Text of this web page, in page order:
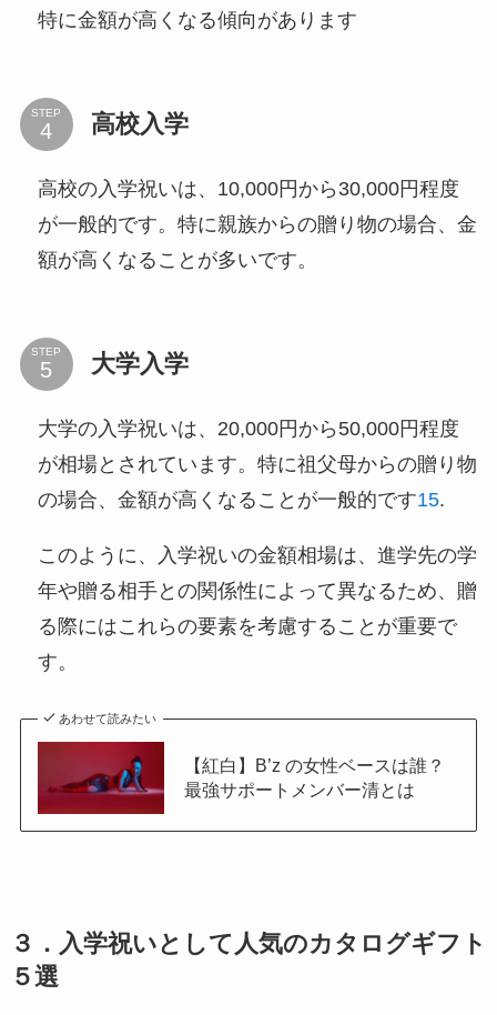
特に金額が高くなる傾向があります
STEP 高校入学
高校の入学祝いは、10,000円から30,000円程度
が一般的です。特に親族からの贈り物の場合、金
額が高くなることが多いです。
STEP 大学入学
大学の入学祝いは、20,000円から50,000円程度
が相場とされています。特に祖父母からの贈り物
の場合、金額が高くなることが一般的です15.
このように、入学祝いの金額相場は、進学先の学
年や贈る相手との関係性によって異なるため、贈
る際にはこれらの要素を考慮することが重要で
す。
あわせて読みたい
【紅白】B’z の女性ベースは誰？
最強サポートメンバー清とは
３． 入学祝いとして人気のカタログギフト
５選